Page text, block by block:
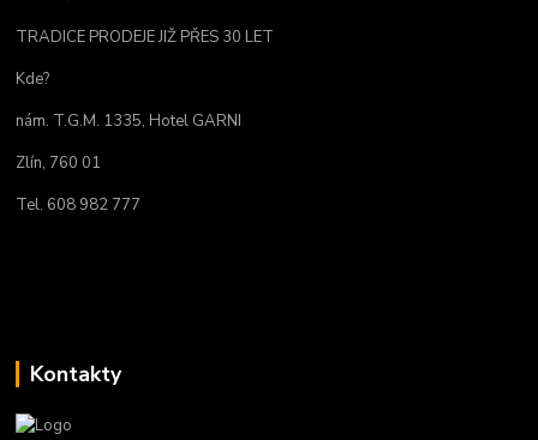
TRADICE PRODEJE JIŽ PŘES 30 LET
Kde?
nám. T.G.M. 1335, Hotel GARNI
Zlín, 760 01
Tel. 608 982 777
Kontakty